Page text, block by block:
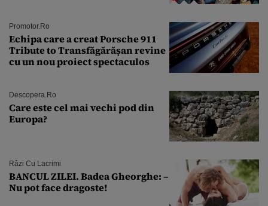
Promotor.ro
Echipa care a creat Porsche 911
Tribute to Transfăgărășan revine
cu un nou proiect spectaculos
Descopera.ro
Care este cel mai vechi pod din
Europa?
Râzi Cu Lacrimi
BANCUL ZILEI. Badea Gheorghe: –
Nu pot face dragoste!